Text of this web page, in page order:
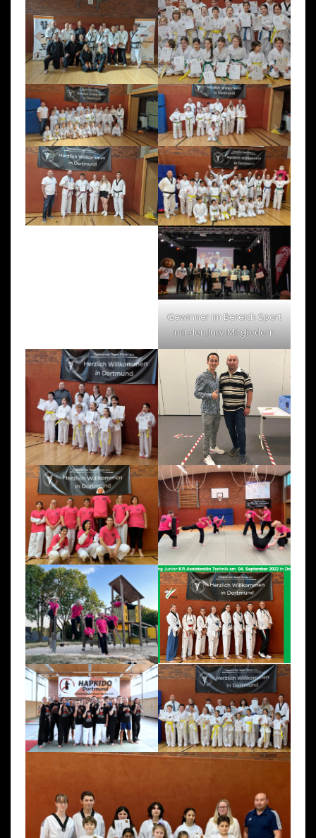
Gewinner im Bereich Sport
mit den Jury-Mitgliedern